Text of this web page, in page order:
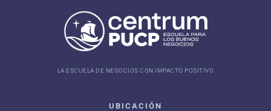
LA ESCUELA DE NEGOCIOS CON IMPACTO POSITIVO
UBICACIÓN